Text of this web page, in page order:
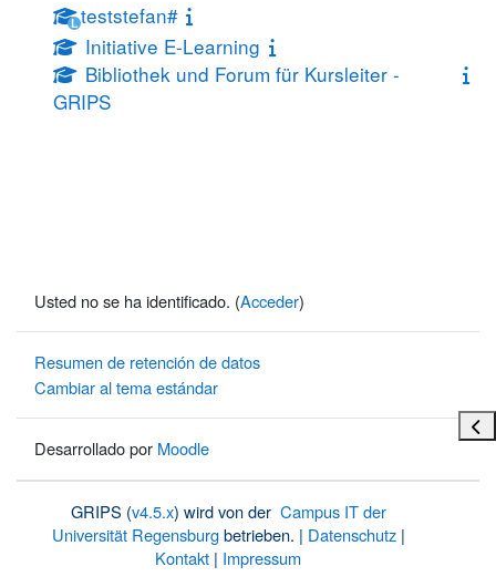
Lteststefan#
Initiative E-Learning
Bibliothek und Forum für Kursleiter -
GRIPS
Usted no se ha identificado. (Acceder)
Resumen de retención de datos
Cambiar al tema estándar
Desarrollado por Moodle
GRIPS (v4.5.x) wird von der Campus IT der
Universität Regensburgbetrieben. | Datenschutz|
Kontakt | Impressum